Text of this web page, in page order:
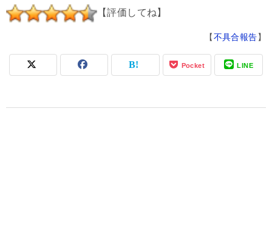
【評価してね】
【不具合報告】
Pocket LINE